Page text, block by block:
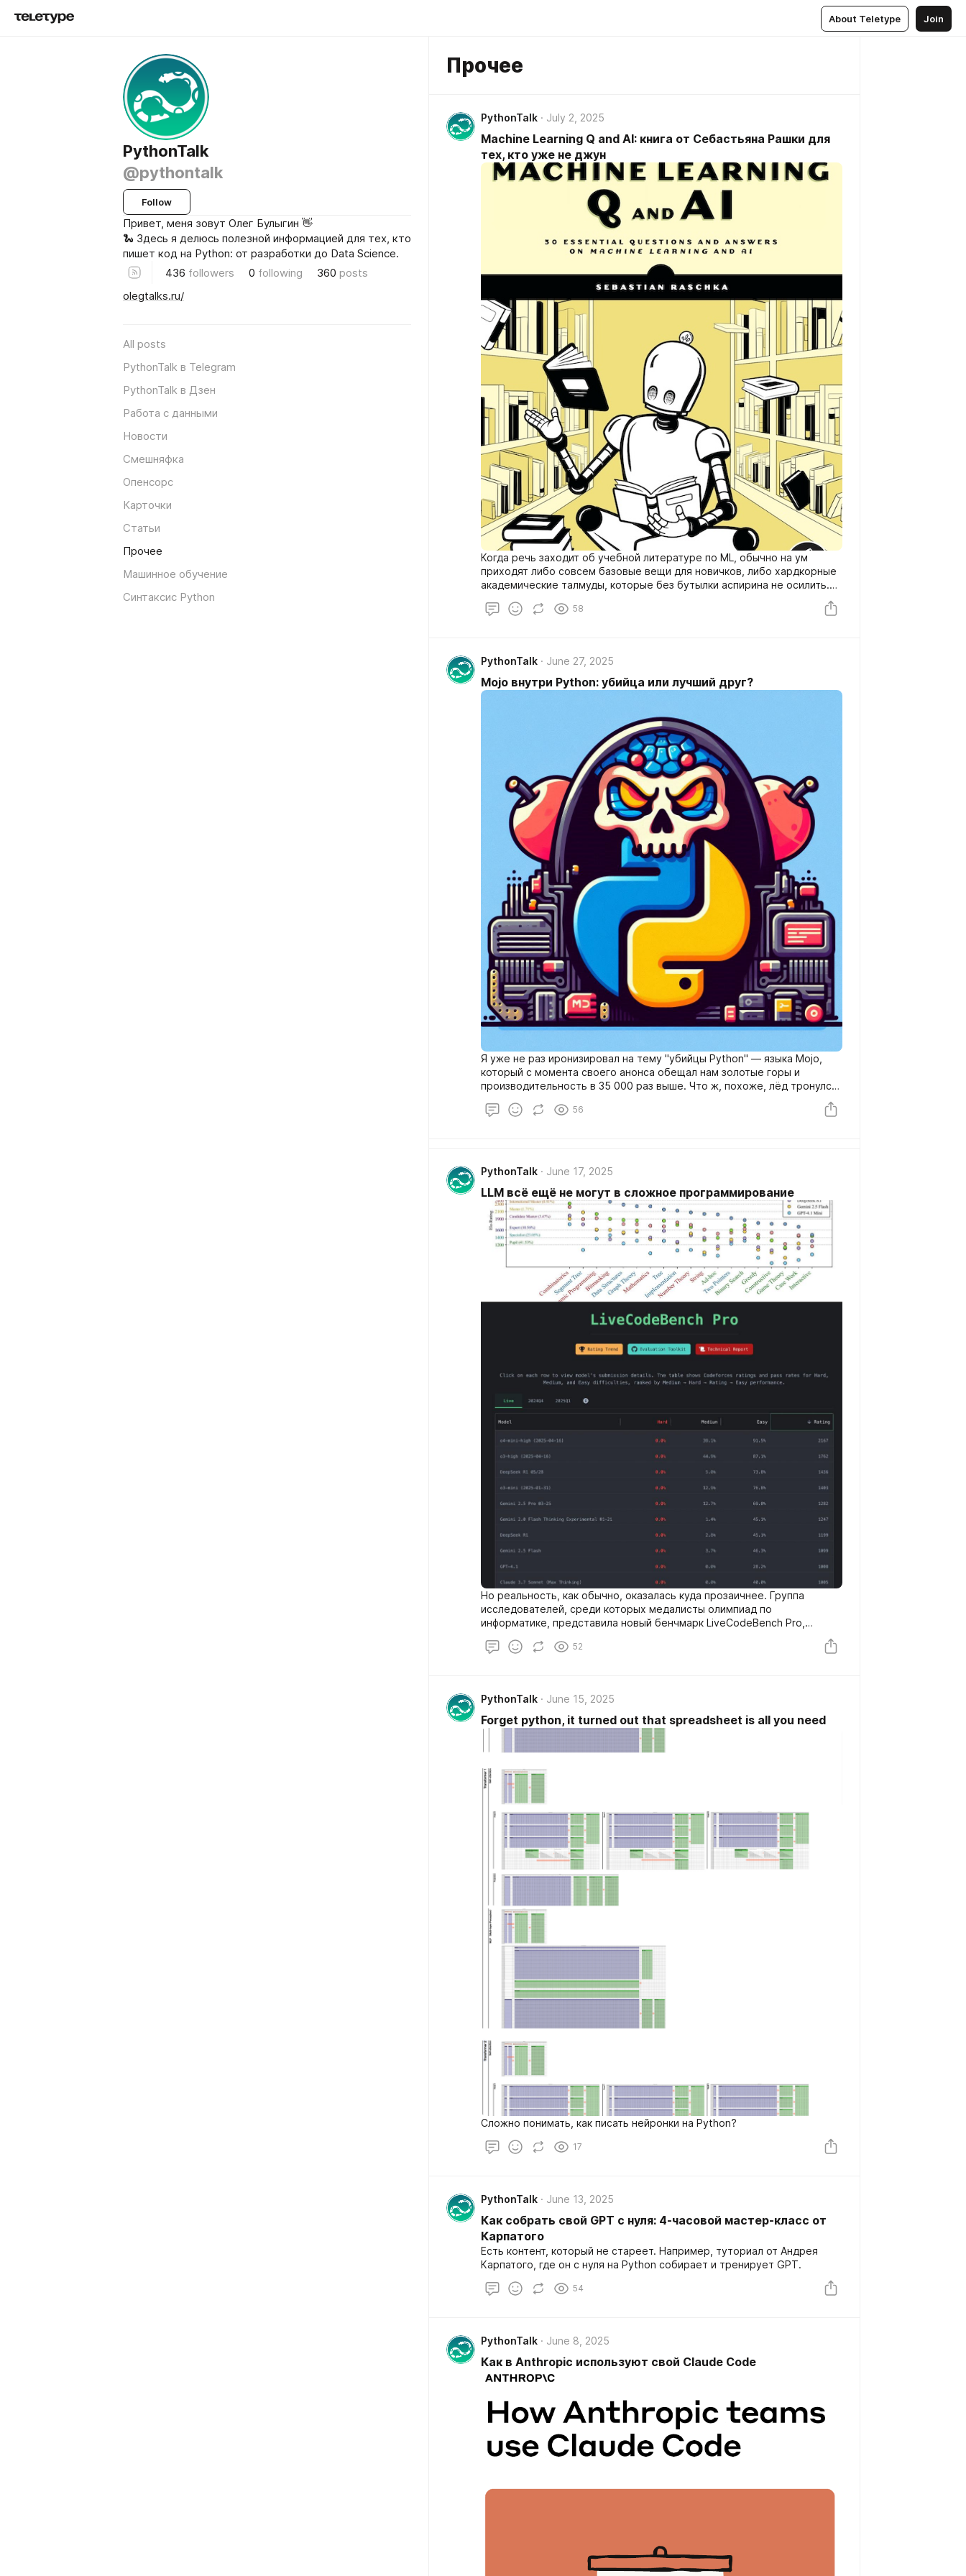
About Teletype Join
PythonTalk
@pythontalk
Follow
Привет, меня зовут Олег Булыгин 👋
🐍 Здесь я делюсь полезной информацией для тех, кто
пишет код на Python: от разработки до Data Science.
436 followers 0 following 360 posts
olegtalks.ru/
All posts
PythonTalk в Telegram
PythonTalk в Дзен
Работа с данными
Новости
Смешняфка
Опенсорс
Карточки
Статьи
Прочее
Машинное обучение
Синтаксис Python
Прочее
PythonTalk July 2, 2025
Machine Learning Q and AI: книга от Себастьяна Рашки для
тех, кто уже не джун
Когда речь заходит об учебной литературе по ML, обычно на ум
приходят либо совсем базовые вещи для новичков, либо хардкорные
академические талмуды, которые без бутылки аспирина не осилить.
песочницы, но ещё не готов врываться в рисерч, — та ещё задачка.
58
PythonTalk June 27, 2025
Mojo внутри Python: убийца или лучший друг?
Я уже не раз иронизировал на тему "убийцы Python" — языка Mojo,
который с момента своего анонса обещал нам золотые горы и
производительность в 35 000 раз выше. Что ж, похоже, лёд тронулся.
Mojo можно вызывать напрямую из Python.
56
PythonTalk June 17, 2025
LLM всё ещё не могут в сложное программирование
Но реальность, как обычно, оказалась куда прозаичнее. Группа
исследователей, среди которых медалисты олимпиад по
информатике, представила новый бенчмарк LiveCodeBench Pro,
результаты этого теста говорят о многом.
52
PythonTalk June 15, 2025
Forget python, it turned out that spreadsheet is all you need
Сложно понимать, как писать нейронки на Python?
17
PythonTalk June 13, 2025
Как собрать свой GPT с нуля: 4-часовой мастер-класс от
Карпатого
Есть контент, который не стареет. Например, туториал от Андрея
Карпатого, где он с нуля на Python собирает и тренирует GPT.
54
PythonTalk June 8, 2025
Как в Anthropic используют свой Claude Code